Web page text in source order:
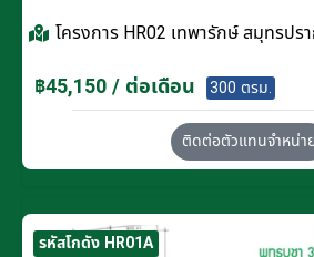
โครงการ HR02 เทพารักษ์ สมุทรปร
฿45,150 / ต่อเดือน 300 ตรม.
ติดต่อตัวแทนจำหน่า
รหัสโกดัง HR01A